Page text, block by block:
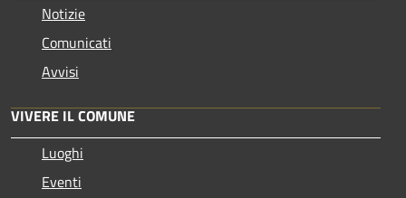
Notizie
Comunicati
Avvisi
VIVERE IL COMUNE
Luoghi
Eventi